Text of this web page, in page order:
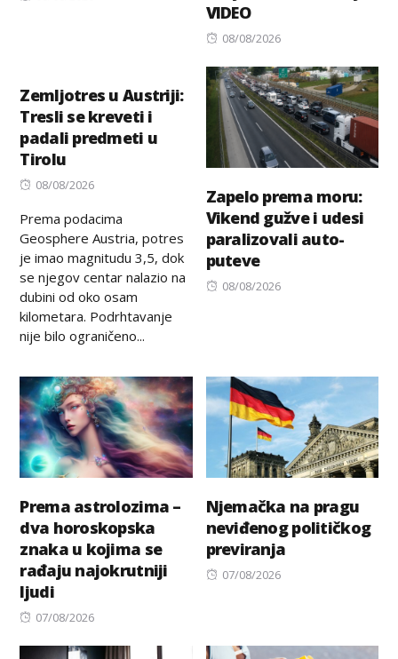
VIDEO
Posted
08/08/2026
Zemljotres u Austriji:
Tresli se kreveti i
padali predmeti u
Tirolu
Posted
08/08/2026
Prema podacima
Geosphere Austria, potres
je imao magnitudu 3,5, dok
se njegov centar nalazio na
dubini od oko osam
kilometara. Podrhtavanje
nije bilo ograničeno...
Zapelo prema moru:
Vikend gužve i udesi
paralizovali auto-
puteve
Posted
08/08/2026
Prema astrolozima –
dva horoskopska
znaka u kojima se
rađaju najokrutniji
ljudi
Posted
07/08/2026
Njemačka na pragu
neviđenog političkog
previranja
Posted
07/08/2026